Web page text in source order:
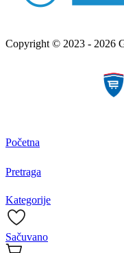
Copyright © 2023 - 2026
Početna
Pretraga
Kategorije
Sačuvano